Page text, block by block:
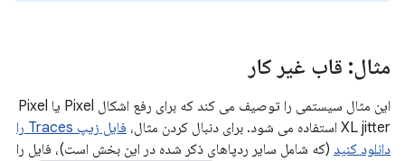
مثال: قاب غیر کار
این مثال سیستمی را توصیف می کند که برای رفع اشکال Pixel یا Pixel
XL jitter استفاده می شود. برای دنبال کردن مثال،
فایل زیپ Traces را
دانلود کنید (که شامل سایر ردپاهای ذکر شده در این بخش است)، فایل را